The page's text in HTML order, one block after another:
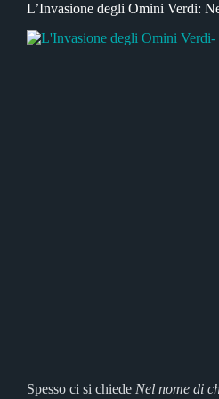
L’Invasione degli Omini Verdi:
Spesso ci si chiede Nel nome di